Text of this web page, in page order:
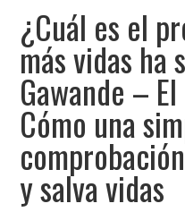
¿Cuál es el
más vidas ha
Gawande –
Cómo una
y salva vidas